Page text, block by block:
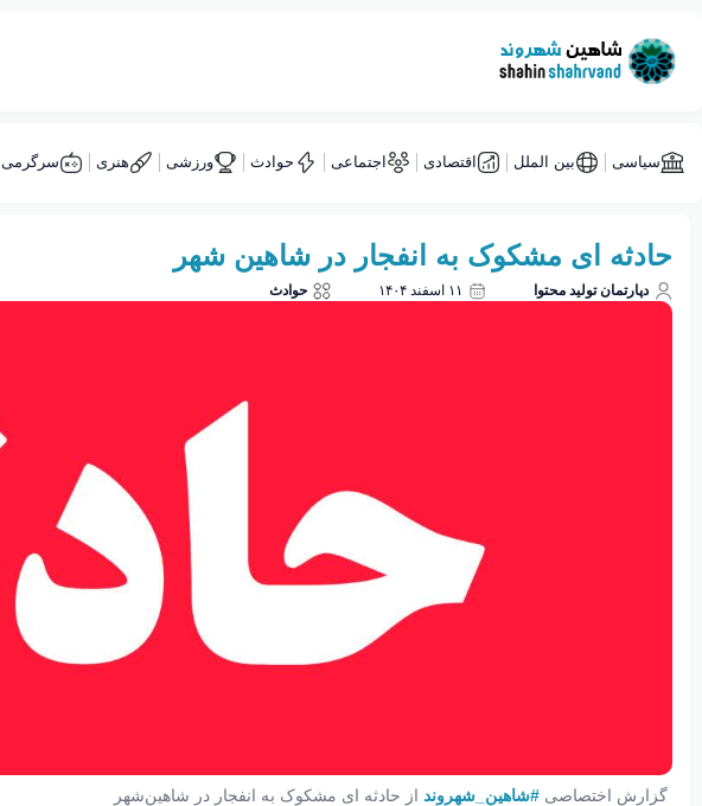
سیاسی بین الملل اقتصادی اجتماعی حوادث ورزشی هنری سرگرمی
حادثه ای مشکوک به انفجار در شاهین شهر
دپارتمان تولید محتوا ۱۱ اسفند ۱۴۰۴ حوادث
گزارش اختصاصی #شاهین_شهروند از حادثه ای مشکوک به انفجار در شاهین‌شهر